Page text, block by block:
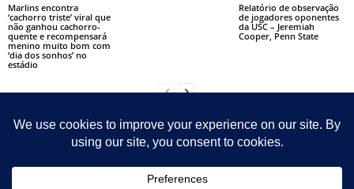
Marlins encontra
‘cachorro triste’ viral que
não ganhou cachorro-
quente e recompensará
menino muito bom com
‘dia dos sonhos’ no
estádio
Relatório de observação
de jogadores oponentes
da USC – Jeremiah
Cooper, Penn State